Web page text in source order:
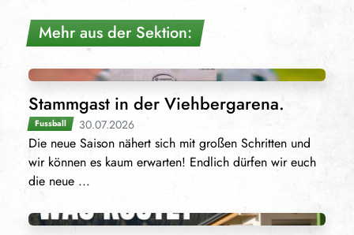
Mehr aus der Sektion:
Stammgast in der Viehbergarena.
Fussball 30.07.2026
Die neue Saison nähert sich mit großen Schritten und
wir können es kaum erwarten! Endlich dürfen wir euch
die neue ...